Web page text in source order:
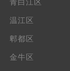
青白江区
温江区
郫都区
金牛区